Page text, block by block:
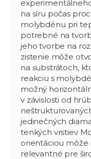
na síru počas
molybdénu pri
potrebné na
jeho tvorbe na
zistenie môže
na substrátoch,
reakciu s
možný
v závislosti od
jedinečných
tenkých vrstiev
orientáciou môže
relevantné pre